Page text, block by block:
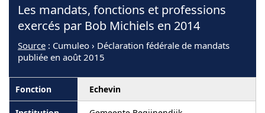
Les mandats, fonctions et professions
exercés par Bob Michiels en 2014
Source : Cumuleo › Déclaration fédérale de mandats
publiée en août 2015
Echevin